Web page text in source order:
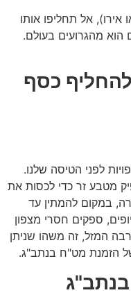
אל תחליפו אותו
מהגרועים בעולם.
כסף
לפני הטיסה שלנו.
מטבע זר כדי לכסות את
במקום להמתין עד
ספקים חסרי מצפון
המזל, זה משהו שניתן
הזמנת מט"ח בנתב"ג.